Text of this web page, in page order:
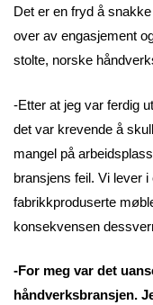
Det er en fryd å
over av engasjement
stolte, norske
-Etter at jeg var ferdig
det var krevende å
mangel på
bransjens feil. Vi lever
fabrikkproduserte
konsekvensen
-For meg var det
håndverksbransjen.